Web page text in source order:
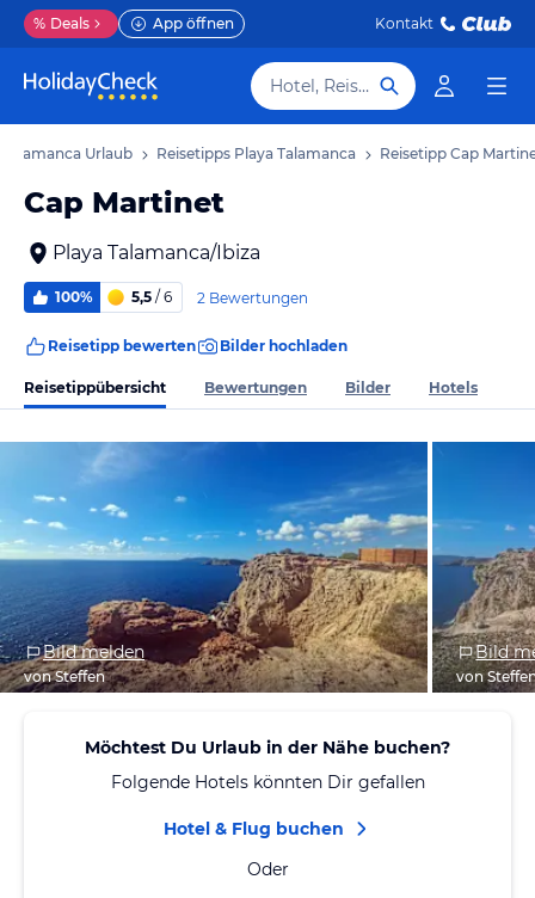
% Deals App öffnen Kontakt
Hotel, Reiseziel
Urlaub Reisetipps Playa Talamanca Reisetipp Cap
Cap Martinet
Playa Talamanca/Ibiza
100% 5,5 / 6 2 Bewertungen
Reisetipp bewerten Bilder hochladen
Reisetippübersicht Bewertungen Bilder Hotels
Bild melden
von Steffen
Bild
von
Möchtest Du Urlaub in der Nähe buchen?
Folgende Hotels könnten Dir gefallen
Hotel & Flug buchen
Oder